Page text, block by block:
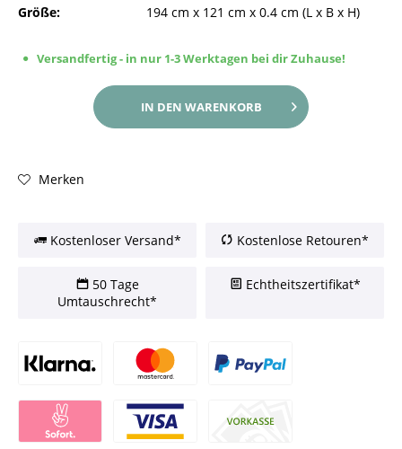
Größe:
194 cm x 121 cm x 0.4 cm (L x B x H)
Versandfertig - in nur 1-3 Werktagen bei dir Zuhause!
IN DEN WARENKORB
Merken
Kostenloser Versand* Kostenlose Retouren*
50 Tage
Umtauschrecht*
Echtheitszertifikat*